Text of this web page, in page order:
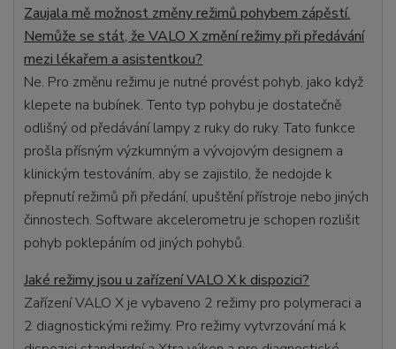
Zaujala mě možnost změny režimů pohybem zápěstí.
Nemůže se stát, že VALO X změní režimy při předávání
mezi lékařem a asistentkou?
Ne. Pro změnu režimu je nutné provést pohyb, jako když
klepete na bubínek. Tento typ pohybu je dostatečně
odlišný od předávání lampy z ruky do ruky. Tato funkce
prošla přísným výzkumným a vývojovým designem a
klinickým testováním, aby se zajistilo, že nedojde k
přepnutí režimů při předání, upuštění přístroje nebo jiných
činnostech. Software akcelerometru je schopen rozlišit
pohyb poklepáním od jiných pohybů.
Jaké režimy jsou u zařízení VALO X k dispozici?
Zařízení VALO X je vybaveno 2 režimy pro polymeraci a
2 diagnostickými režimy. Pro režimy vytvrzování má k